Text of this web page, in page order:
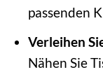
passenden
Verleihen
Nähen Sie